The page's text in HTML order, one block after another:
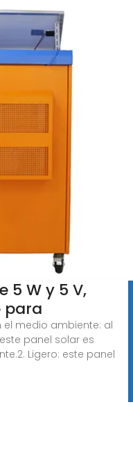
5 W y 5 V,
para
el medio ambiente: al
panel solar es
Ligero: este panel